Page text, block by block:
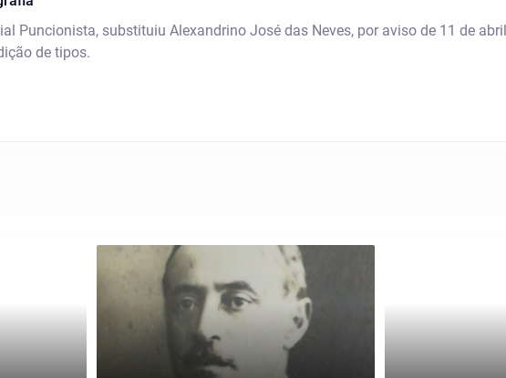
Puncionista, substituiu Alexandrino José das Neves, por aviso de 11 de
de tipos.